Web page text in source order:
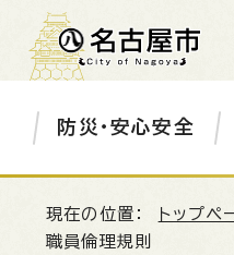
防災・安心安全
現在の位置： トップペ
職員倫理規則